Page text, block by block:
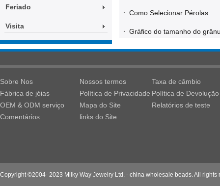
Feriado
Visita
· Como Selecionar Pérolas
· Gráfico do tamanho do
Sobre Nos
Fábrica de jóias
OEM & ODM serviço
Comentários
Nossos termos
Política de Privacidade
Mapa do Site
links do Site
Taxa de câmbio
Política de Devolução
Relatórios de teste
Copyright ©2004- 2023 Milky Way Jewelry Ltd. - china wholesale beads. All rights